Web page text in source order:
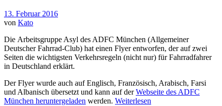
13. Februar 2016
von Kato
Die Arbeitsgruppe Asyl des ADFC München (Allgemeiner
Deutscher Fahrrad-Club) hat einen Flyer entworfen, der auf zwei
Seiten die wichtigsten Verkehrsregeln (nicht nur) für Fahrradfahrer
in Deutschland erklärt.
Der Flyer wurde auch auf Englisch, Französisch, Arabisch, Farsi
und Albanisch übersetzt und kann auf derWebseite des ADFC
München heruntergeladen werden. Weiterlesen